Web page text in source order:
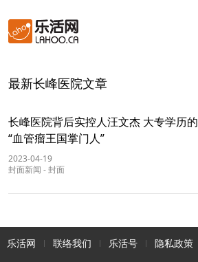
最新长峰医院文章
长峰医院背后实控人汪文杰 大专学历的
“血管瘤王国掌门人”
2023-04-19
封面新闻 -封面
乐活网 联络我们 乐活号 隐私政策